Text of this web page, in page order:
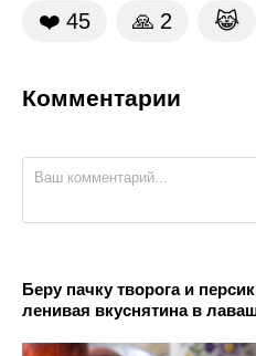
❤️ 45 🙏 2 😹
Комментарии
Беру пачку творога и
ленивая вкуснятина в